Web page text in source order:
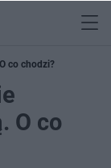
co chodzi?
O co